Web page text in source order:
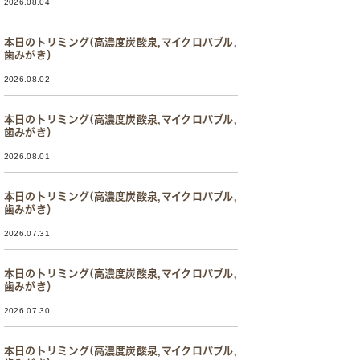
2026.08.04
本日のトリミング(高濃度炭酸泉,マイクロバブル,
歯みがき）
2026.08.02
本日のトリミング(高濃度炭酸泉,マイクロバブル,
歯みがき）
2026.08.01
本日のトリミング(高濃度炭酸泉,マイクロバブル,
歯みがき）
2026.07.31
本日のトリミング(高濃度炭酸泉,マイクロバブル,
歯みがき）
2026.07.30
本日のトリミング(高濃度炭酸泉,マイクロバブル,